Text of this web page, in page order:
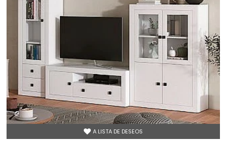
A LISTA DE DESEOS